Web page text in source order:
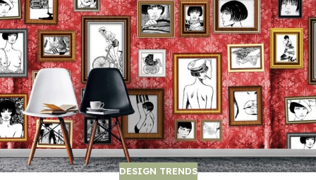
DESIGN TRENDS